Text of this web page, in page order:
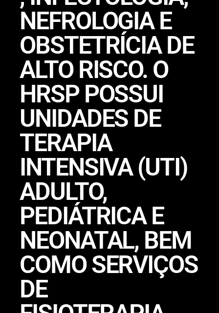
NEFROLOGIA E
OBSTETRÍCIA DE
ALTO RISCO. O
HRSP POSSUI
UNIDADES DE
TERAPIA
INTENSIVA (UTI)
ADULTO,
PEDIÁTRICA E
NEONATAL, BEM
COMO SERVIÇOS
DE